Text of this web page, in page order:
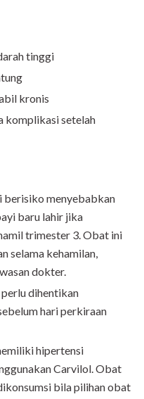
tinggi
kronis
komplikasi setelah
berisiko menyebabkan
baru lahir jika
trimester 3. Obat ini
selama kehamilan,
dokter.
dihentikan
hari perkiraan
hipertensi
Carvilol. Obat
bila pilihan obat